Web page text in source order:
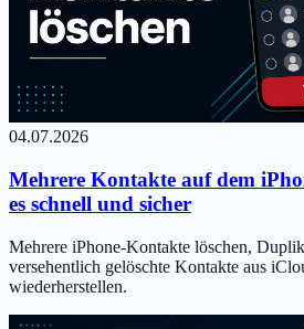
04.07.2026
Mehrere Kontakte auf dem
es schnell und sicher
Mehrere iPhone-Kontakte löschen,
versehentlich gelöschte Kontakte aus
wiederherstellen.